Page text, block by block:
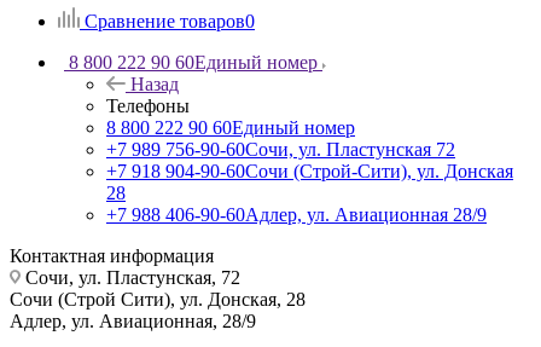
Сравнение товаров0
8 800 222 90 60Единый номер
Назад
Телефоны
8 800 222 90 60Единый номер
+7 989 756-90-60Сочи, ул. Пластунская 72
+7 918 904-90-60Сочи (Строй-Сити), ул. Донская
28
+7 988 406-90-60Адлер, ул. Авиационная 28/9
Контактная информация
Сочи, ул. Пластунская, 72
Сочи (Строй Сити), ул. Донская, 28
Адлер, ул. Авиационная, 28/9